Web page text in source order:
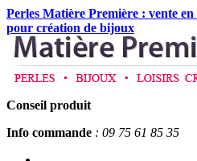
Perles Matière Première : vente en
pour création de bijoux
Conseil produit
Info commande : 09 75 61 85 35